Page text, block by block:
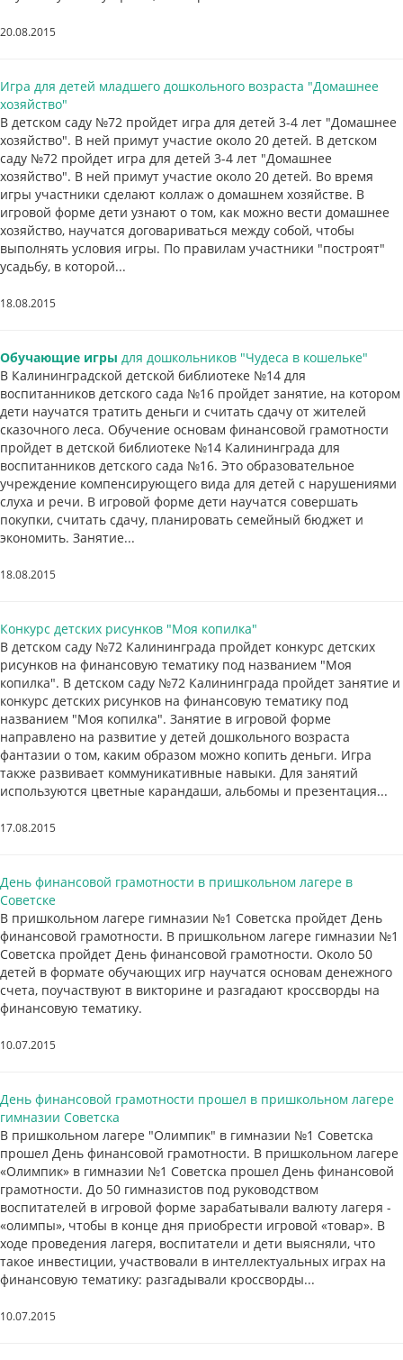
20.08.2015
Игра для детей младшего дошкольного возраста "Домашнее
хозяйство"
В детском саду №72 пройдет игра для детей 3-4 лет "Домашнее
хозяйство". В ней примут участие около 20 детей. В детском
саду №72 пройдет игра для детей 3-4 лет "Домашнее
хозяйство". В ней примут участие около 20 детей. Во время
игры участники сделают коллаж о домашнем хозяйстве. В
игровой форме дети узнают о том, как можно вести домашнее
хозяйство, научатся договариваться между собой, чтобы
выполнять условия игры. По правилам участники "построят"
усадьбу, в которой...
18.08.2015
Обучающие игры для дошкольников "Чудеса в кошельке"
В Калининградской детской библиотеке №14 для
воспитанников детского сада №16 пройдет занятие, на котором
дети научатся тратить деньги и считать сдачу от жителей
сказочного леса. Обучение основам финансовой грамотности
пройдет в детской библиотеке №14 Калининграда для
воспитанников детского сада №16. Это образовательное
учреждение компенсирующего вида для детей с нарушениями
слуха и речи. В игровой форме дети научатся совершать
покупки, считать сдачу, планировать семейный бюджет и
экономить. Занятие...
18.08.2015
Конкурс детских рисунков "Моя копилка"
В детском саду №72 Калининграда пройдет конкурс детских
рисунков на финансовую тематику под названием "Моя
копилка". В детском саду №72 Калининграда пройдет занятие и
конкурс детских рисунков на финансовую тематику под
названием "Моя копилка". Занятие в игровой форме
направлено на развитие у детей дошкольного возраста
фантазии о том, каким образом можно копить деньги. Игра
также развивает коммуникативные навыки. Для занятий
используются цветные карандаши, альбомы и презентация...
17.08.2015
День финансовой грамотности в пришкольном лагере в
Советске
В пришкольном лагере гимназии №1 Советска пройдет День
финансовой грамотности. В пришкольном лагере гимназии №1
Советска пройдет День финансовой грамотности. Около 50
детей в формате обучающих игр научатся основам денежного
счета, поучаствуют в викторине и разгадают кроссворды на
финансовую тематику.
10.07.2015
День финансовой грамотности прошел в пришкольном лагере
гимназии Советска
В пришкольном лагере "Олимпик" в гимназии №1 Советска
прошел День финансовой грамотности. В пришкольном лагере
«Олимпик» в гимназии №1 Советска прошел День финансовой
грамотности. До 50 гимназистов под руководством
воспитателей в игровой форме зарабатывали валюту лагеря -
«олимпы», чтобы в конце дня приобрести игровой «товар». В
ходе проведения лагеря, воспитатели и дети выясняли, что
такое инвестиции, участвовали в интеллектуальных играх на
финансовую тематику: разгадывали кроссворды...
10.07.2015